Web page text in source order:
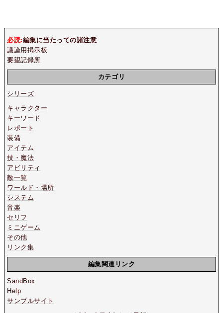
必読:編集に当たっての諸注意
議論用掲示板
要望記録所
カテゴリ
シリーズ
キャラクター
キーワード
レポート
装備
アイテム
技・魔法
アビリティ
敵一覧
ワールド・場所
システム
音楽
セリフ
ミニゲーム
その他
リンク集
編集関連リンク
SandBox
Help
サンプルサイト